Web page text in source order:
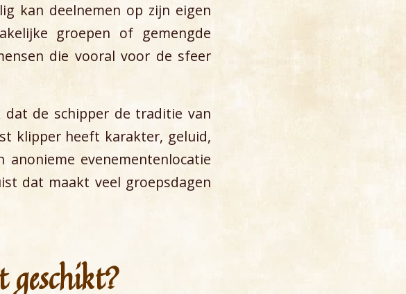
kan deelnemen op zijn eigen
groepen of gemengde
die vooral voor de sfeer
de schipper de traditie van
klipper heeft karakter, geluid,
evenementenlocatie
dat maakt veel groepsdagen
geschikt?